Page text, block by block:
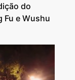
do
Fu e Wushu